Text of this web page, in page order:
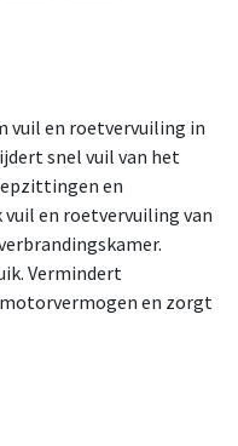
vuil en roetvervuiling in
snel vuil van het
en
en roetvervuiling van
Vermindert
en zorgt